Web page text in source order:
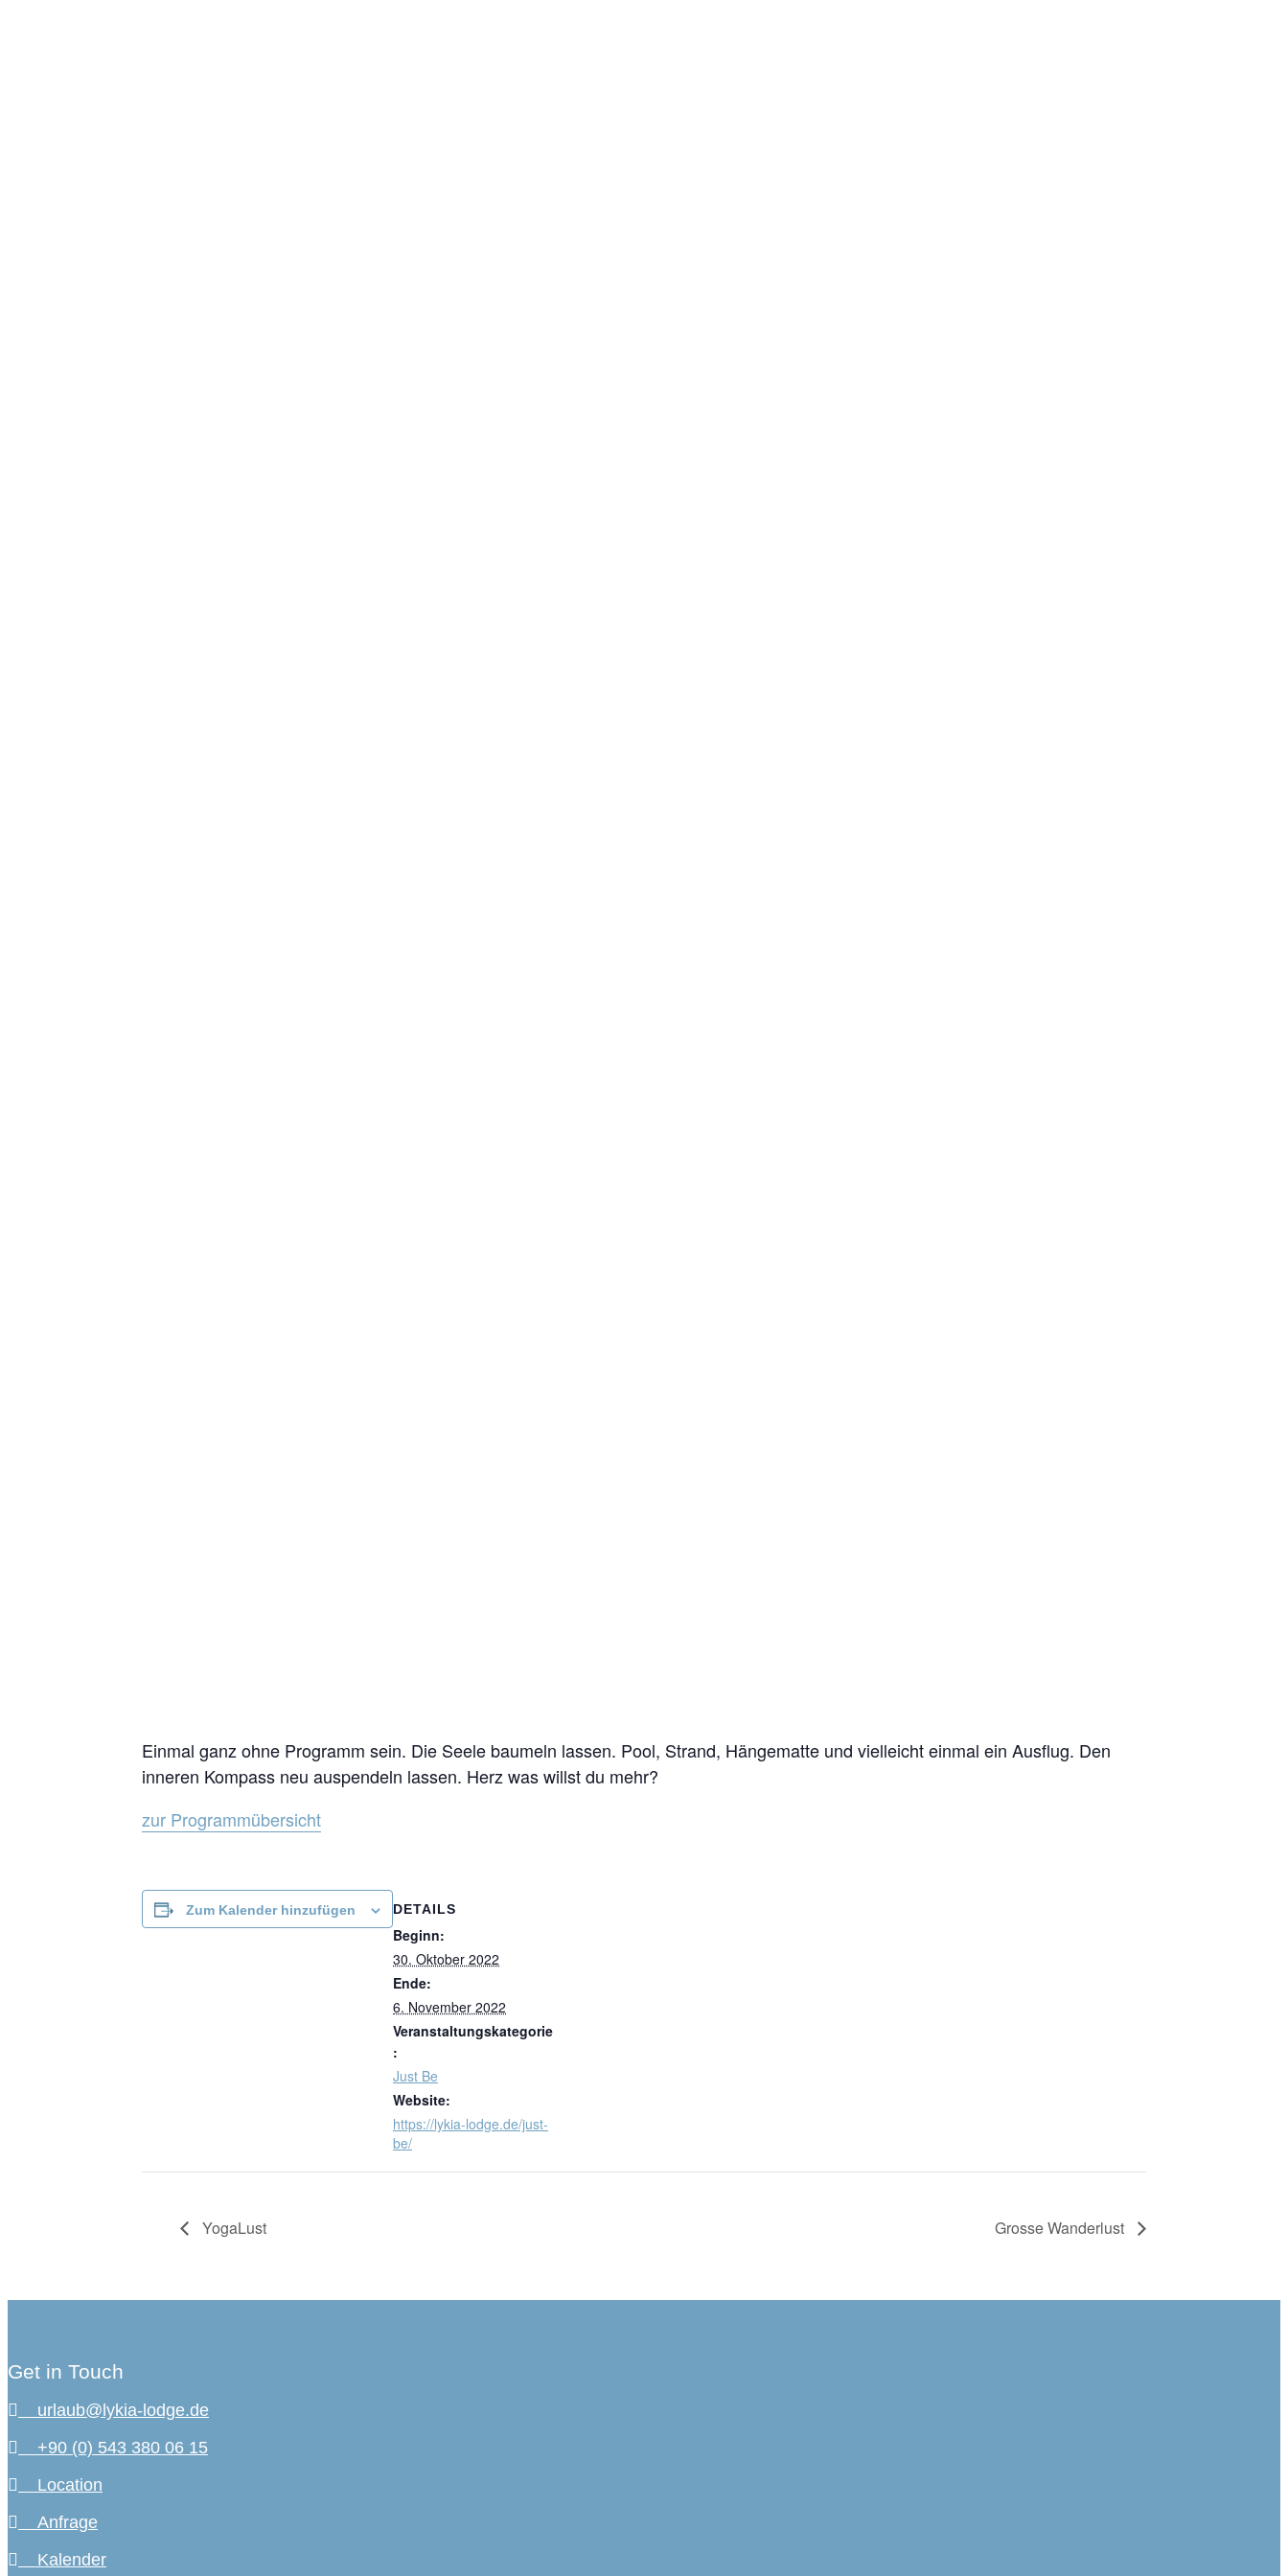
Einmal ganz ohne Programm sein. Die Seele baumeln lassen. Pool, Strand, Hängematte und vielleicht einmal ein Ausflug. Den
inneren Kompass neu auspendeln lassen. Herz was willst du mehr?
zur Programmübersicht
Zum Kalender hinzufügen DETAILS
Beginn:
30. Oktober 2022
Ende:
6. November 2022
Veranstaltungskategorie
:
Just Be
Website:
https://lykia-lodge.de/just-
be/
YogaLust Grosse Wanderlust
Get in Touch
urlaub@lykia-lodge.de
+90 (0) 543 380 06 15
Location
Anfrage
Kalender